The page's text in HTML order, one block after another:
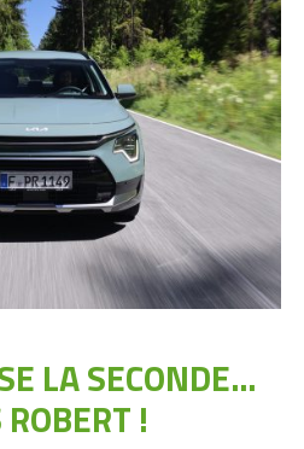
LA SECONDE…
!